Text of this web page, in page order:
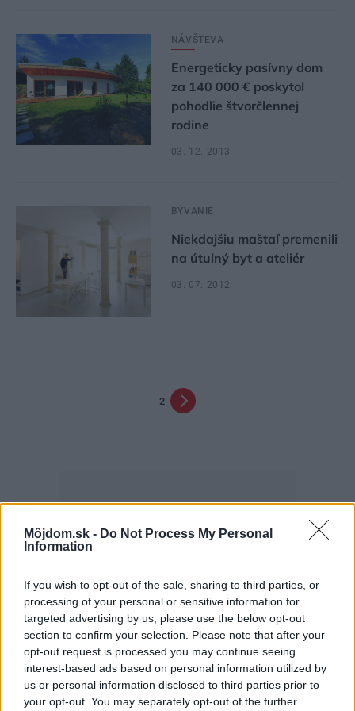
Môjdom.sk - Do Not Process My Personal
Information
If you wish to opt-out of the sale, sharing to third parties, or
processing of your personal or sensitive information for
targeted advertising by us, please use the below opt-out
section to confirm your selection. Please note that after your
opt-out request is processed you may continue seeing
interest-based ads based on personal information utilized by
us or personal information disclosed to third parties prior to
your opt-out. You may separately opt-out of the further
NÁVŠTEVA
Energeticky pasívny dom
za 140 000 € poskytol
pohodlie štvorčlennej
rodine
03. 12. 2013
BÝVANIE
Niekdajšiu maštaľ premenili
na útulný byt a ateliér
03. 07. 2012
2
Deti odrástli, rodičia majú bývanie presne podľa
seba. V novom dome je všetko pre ich život i
návštevy vnúčat
Žije pri lese, chová sliepky a uspáva ju rieka.
Miestni remeselníci vytvorili bývanie, ktoré vyzerá
ako malý raj